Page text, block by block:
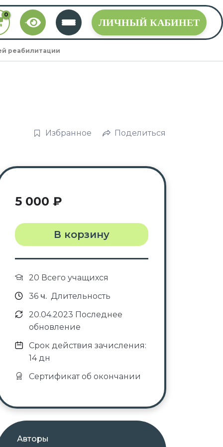
ЛИЧНЫЙ КАБИНЕТ
реабилитации
Избранное Поделиться
5 000 ₽
В корзину
20 Всего учащихся
36 ч. Длительность
20.04.2023 Последнее
обновление
Срок действия зачисления:
14 дн
Сертификат об окончании
Авторы